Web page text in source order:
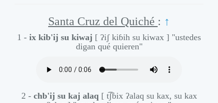
Santa Cruz del Quiché : ↑
1 - ix kib'ij su kiwaj [ ʔiʃ kiɓih su kiwax ] "ustedes
digan qué quieren"
2 - chb'ij su kaj alaq [ t͡ʃɓix ʔalaq su kax, su kax